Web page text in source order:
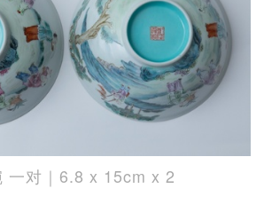
一对｜6.8 x 15cm x 2